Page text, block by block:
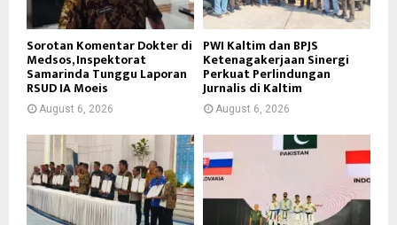
Sorotan Komentar Dokter di
Medsos, Inspektorat
Samarinda Tunggu Laporan
RSUD IA Moeis
August 6, 2026
PWI Kaltim dan BPJS
Ketenagakerjaan Sinergi
Perkuat Perlindungan
Jurnalis di Kaltim
August 6, 2026